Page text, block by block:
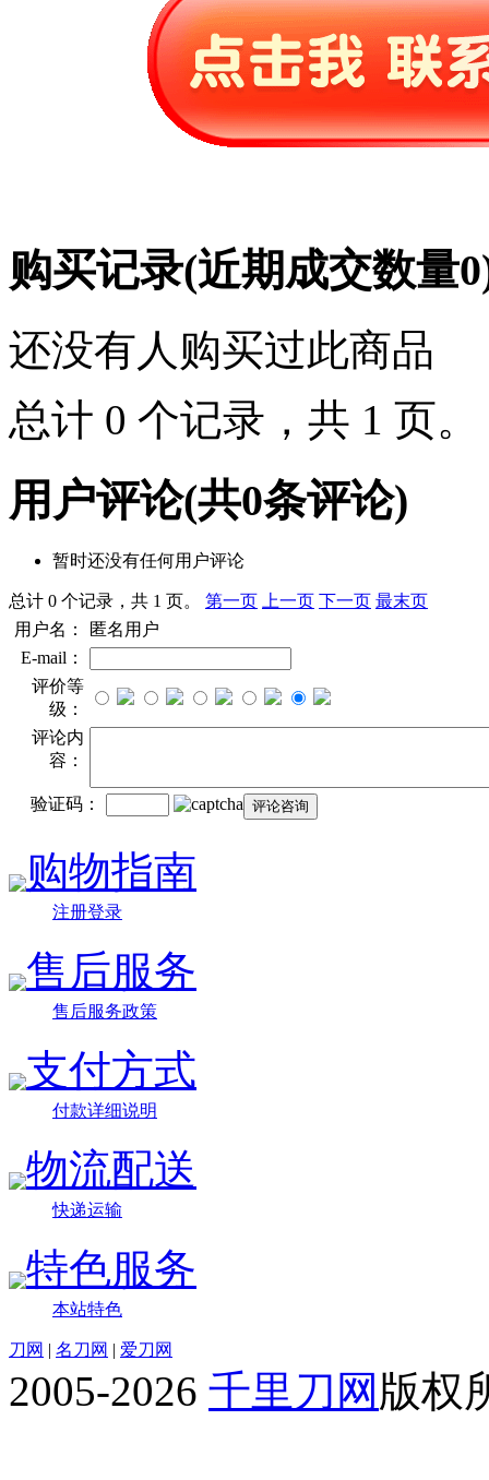
购买记录(近期成交数量0
还没有人购买过此商品
总计 0 个记录，共 1 页。
用户评论(共0条评论)
暂时还没有任何用户评论
总计 0 个记录，共 1 页。 第一页 上一页 下一页 最末页
用户名：
匿名用户
E-mail：
评价等
级：
评论内
容：
验证码：
购物指南
注册登录
售后服务
售后服务政策
支付方式
付款详细说明
物流配送
快递运输
特色服务
本站特色
刀网 | 名刀网 | 爱刀网
2005-2026 千里刀网 版权